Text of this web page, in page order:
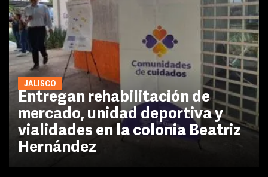
JALISCO
Entregan rehabilitación de
mercado, unidad deportiva y
vialidades en la colonia Beatriz
Hernández